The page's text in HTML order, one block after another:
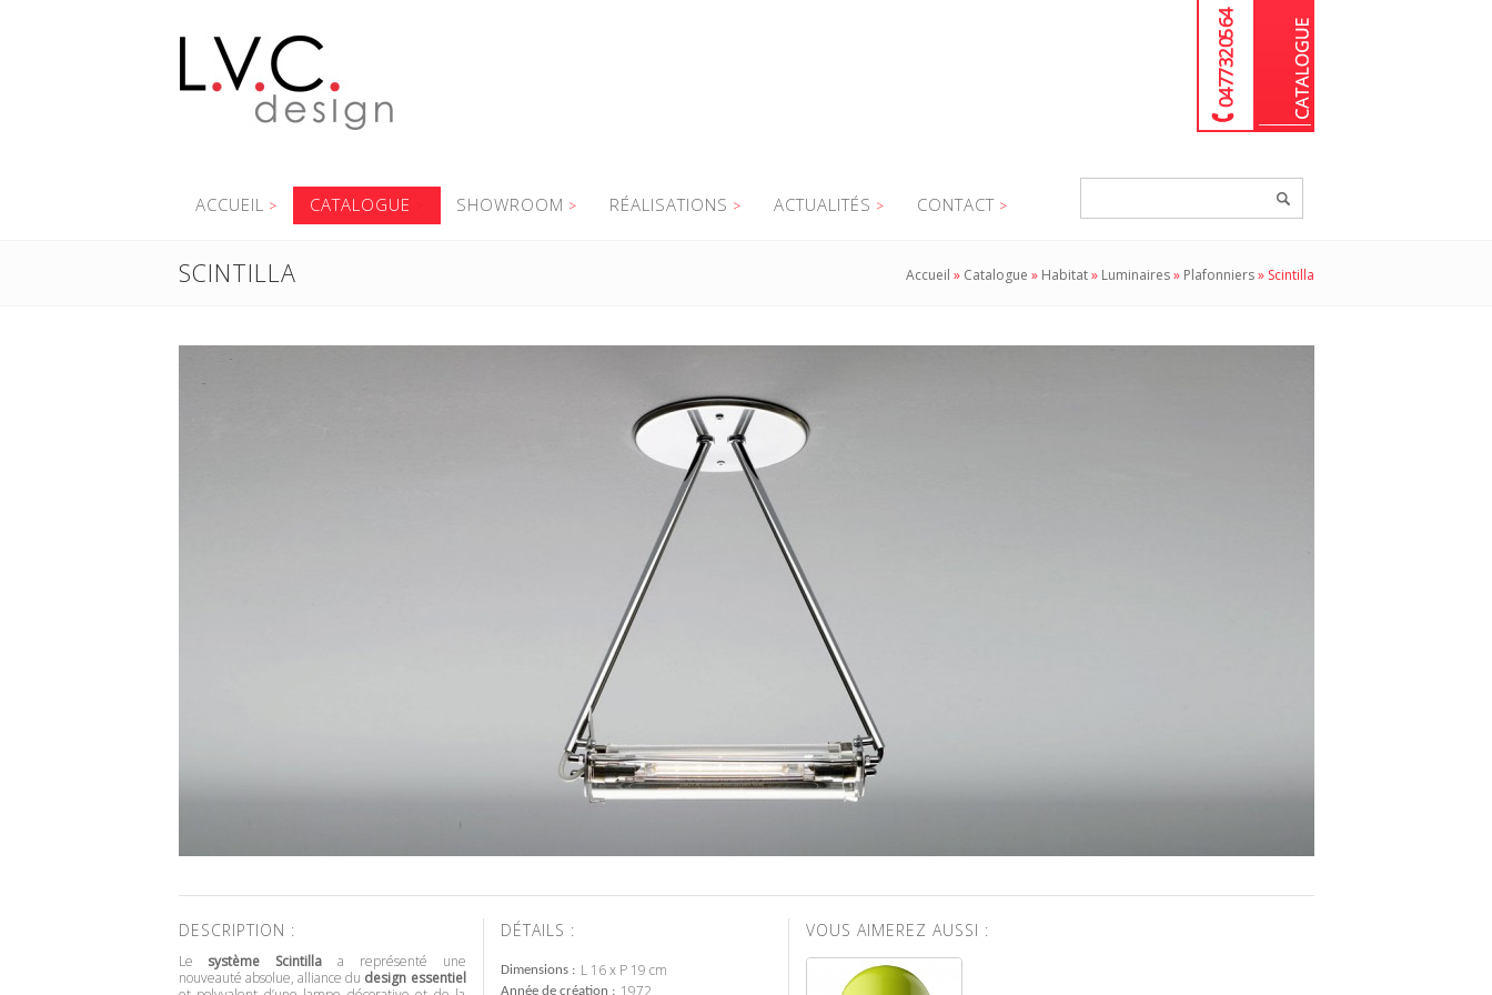
04 77 32 05 64
ACCUEIL CATALOGUE SHOWROOM RÉALISATIONS ACTUALITÉS CONTACT
SCINTILLA Accueil » Catalogue » Habitat» Luminaires» Plafonniers» Scintilla
DESCRIPTION :
Le système Scintilla a représenté une
nouveauté absolue, alliance du design essentiel
DÉTAILS :
Dimensions L 16 x P 19 cm
Année de création
VOUS AIMEREZ AUSSI :